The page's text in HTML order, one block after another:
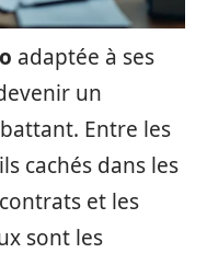
adaptée à ses
un
Entre les
cachés dans les
et les
sont les